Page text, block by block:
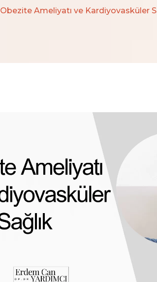
Obezite Ameliyatı ve Kardiyovasküler